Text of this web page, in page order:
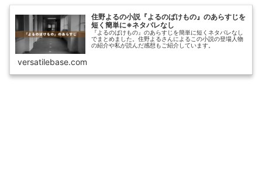
住野よるの小説『よるのばけもの』のあらすじを
短く簡単に※ネタバレなし
『よるのばけもの』のあらすじを簡単に短くネタバレなし
でまとめました。住野よるさんによるこの小説の登場人物
の紹介や私が読んだ感想もご紹介しています。
versatilebase.com